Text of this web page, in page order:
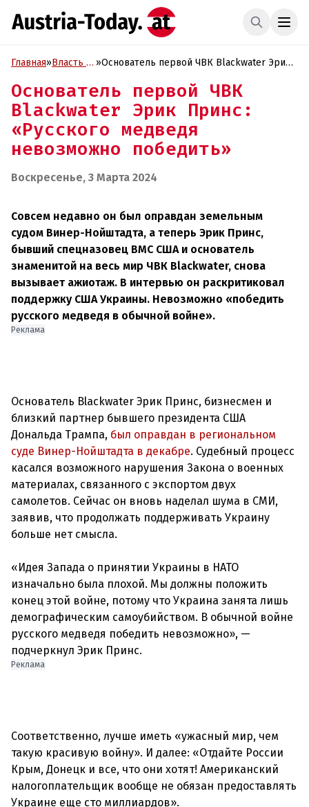
Главная»Власть и »Основатель первой ЧВК Blackwater Эрик
победить»
Основатель первой ЧВК
Blackwater Эрик Принс:
«Русского медведя
невозможно победить»
Воскресенье, 3 Марта 2024
Совсем недавно он был оправдан земельным
судом Винер-Нойштадта, а теперь Эрик Принс,
бывший спецназовец ВМС США и основатель
знаменитой на весь мир ЧВК Blackwater, снова
вызывает ажиотаж. В интервью он раскритиковал
поддержку США Украины. Невозможно «победить
русского медведя в обычной войне».
Реклама
Основатель Blackwater Эрик Принс, бизнесмен и
близкий партнер бывшего президента США
Дональда Трампа, был оправдан в региональном
суде Винер-Нойштадта в декабре. Судебный процесс
касался возможного нарушения Закона о военных
материалах, связанного с экспортом двух
самолетов. Сейчас он вновь наделал шума в СМИ,
заявив, что продолжать поддерживать Украину
больше нет смысла.
«Идея Запада о принятии Украины в НАТО
изначально была плохой. Мы должны положить
конец этой войне, потому что Украина занята лишь
демографическим самоубийством. В обычной войне
русского медведя победить невозможно», —
Реклама
Соответственно, лучше иметь «ужасный мир, чем
такую ​​красивую войну». И далее: «Отдайте России
Крым, Донецк и все, что они хотят! Американский
налогоплательщик вообще не обязан предоставлять